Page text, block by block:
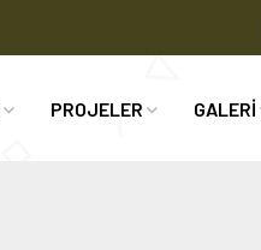
PROJELER GALERİ